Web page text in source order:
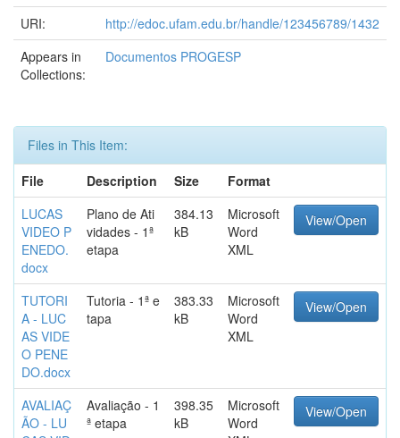
URI:
http://edoc.ufam.edu.br/handle/123456789/1432
Appears in
Collections:
Documentos PROGESP
Files in This Item:
File
Description Size
Format
LUCAS
VIDEO P
ENEDO.
docx
Plano de Ati
vidades - 1ª
etapa
384.13
kB
Microsoft
Word
XML
View/Open
TUTORI
A - LUC
AS VIDE
O PENE
DO.docx
Tutoria - 1ª e
tapa
383.33
kB
Microsoft
Word
XML
View/Open
AVALIAÇ
ÃO - LU
Avaliação - 1
ª etapa
398.35
kB
Microsoft
Word
View/Open